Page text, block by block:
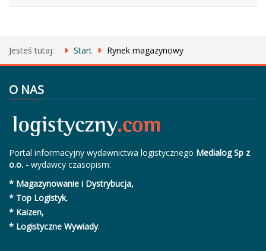
Jesteś tutaj: Start Rynek magazynowy
O NAS
Portal informacyjny wydawnictwa logistycznego Medialog Sp z
o.o. - wydawcy czasopism:
* Magazynowanie i Dystrybucja,
* Top Logistyk,
* Kaizen,
* Logistyczne Wywiady.